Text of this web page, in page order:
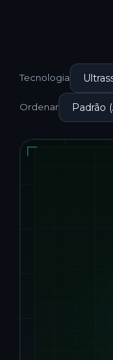
Tecnologia
Ordenar